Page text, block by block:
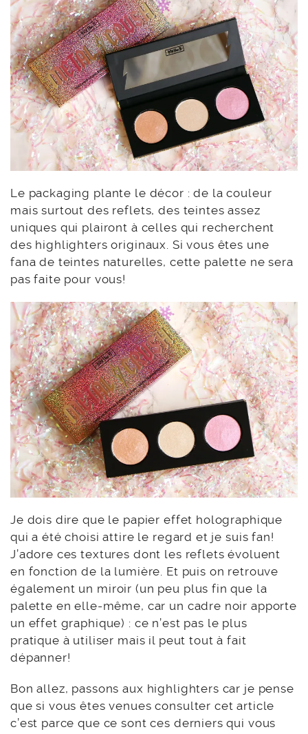
Le packaging plante le décor : de la couleur
mais surtout des reflets, des teintes assez
uniques qui plairont à celles qui recherchent
des highlighters originaux. Si vous êtes une
fana de teintes naturelles, cette palette ne sera
pas faite pour vous!
Je dois dire que le papier effet holographique
qui a été choisi attire le regard et je suis fan!
J’adore ces textures dont les reflets évoluent
en fonction de la lumière. Et puis on retrouve
également un miroir (un peu plus fin que la
palette en elle-même, car un cadre noir apporte
un effet graphique) : ce n’est pas le plus
pratique à utiliser mais il peut tout à fait
dépanner!
Bon allez, passons aux highlighters car je pense
que si vous êtes venues consulter cet article
c’est parce que ce sont ces derniers qui vous